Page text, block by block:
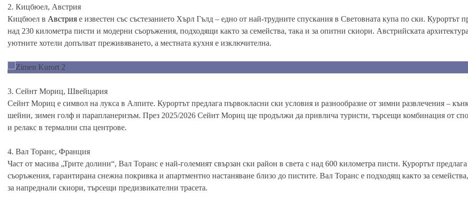
2. Кицбюел, Австрия
Кицбюел в Австрия е известен със състезанието Хърл Гълд – едно от най-трудните спускания в Световната купа по ски. Курортът
над 230 километра писти и модерни съоръжения, подходящи както за семейства, така и за опитни скиори. Австрийската
уютните хотели допълват преживяването, а местната кухня е изключителна.
3. Сейнт Мориц, Швейцария
Сейнт Мориц е символ на лукса в Алпите. Курортът предлага първокласни ски условия и разнообразие от зимни развлечения –
шейни, зимен голф и парапланеризъм. През 2025/2026 Сейнт Мориц ще продължи да привлича туристи, търсещи комбинация от
и релакс в термални спа центрове.
4. Вал Торанс, Франция
Част от масива „Трите долини“, Вал Торанс е най-големият свързан ски район в света с над 600 километра писти. Курортът
съоръжения, гарантирана снежна покривка и апартментно настаняване близо до пистите. Вал Торанс е подходящ както за
за напреднали скиори, търсещи предизвикателни трасета.